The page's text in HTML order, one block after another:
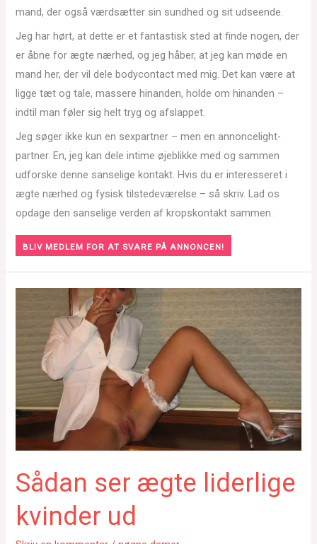
mand, der også værdsætter sin sundhed og sit udseende.
Jeg har hørt, at dette er et fantastisk sted at finde nogen, der
er åbne for ægte nærhed, og jeg håber, at jeg kan møde en
mand her, der vil dele bodycontact med mig. Det kan være at
ligge tæt og tale, massere hinanden, holde om hinanden –
indtil man føler sig helt tryg og afslappet.
Jeg søger ikke kun en sexpartner – men en annoncelight-
partner. En, jeg kan dele intime øjeblikke med og sammen
udforske denne sanselige kontakt. Hvis du er interesseret i
ægte nærhed og fysisk tilstedeværelse – så skriv. Lad os
opdage den sanselige verden af kropskontakt sammen.
BLIV MEDLEM FOR AT SVARE PÅ ANNONCEN!
Sådan ser ægte liderlige
kvinder ud